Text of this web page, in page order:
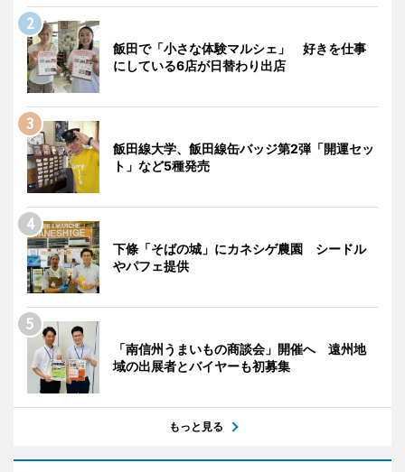
飯田で「小さな体験マルシェ」 好きを仕事
にしている6店が日替わり出店
飯田線大学、飯田線缶バッジ第2弾「開運セッ
ト」など5種発売
下條「そばの城」にカネシゲ農園 シードル
やパフェ提供
「南信州うまいもの商談会」開催へ 遠州地
域の出展者とバイヤーも初募集
もっと見る